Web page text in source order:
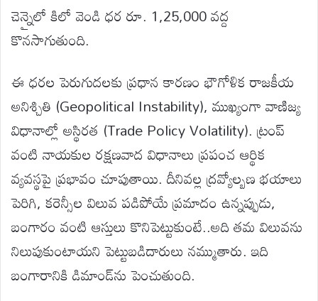
చెన్నైలో కిలో వెండి ధర రూ. 1,25,000 వద్ద
కొనసాగుతుంది.
ఈ ధరల పెరుగుదలకు ప్రధాన కారణం భౌగోళిక రాజకీయ
అనిశ్చితి (Geopolitical Instability), ముఖ్యంగా వాణిజ్య
విధానాల్లో అస్థిరత (Trade Policy Volatility). ట్రంప్
వంటి నాయకుల రక్షణవాద విధానాలు ప్రపంచ ఆర్థిక
వ్యవస్థపై ప్రభావం చూపుతాయి. దీనివల్ల ద్రవ్యోల్బణ భయాలు
పెరిగి, కరెన్సీల విలువ పడిపోయే ప్రమాదం ఉన్నప్పుడు,
బంగారం వంటి ఆస్తులు కొనిపెట్టుకుంటే..అది తమ విలువను
నిలుపుకుంటాయని పెట్టుబడిదారులు నమ్ముతారు. ఇది
బంగారానికి డిమాండ్‌ను పెంచుతుంది.